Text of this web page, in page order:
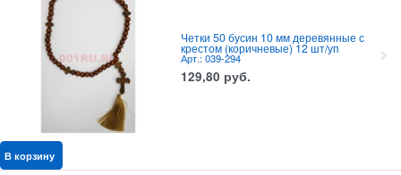
Четки 50 бусин 10 мм деревянные с
крестом (коричневые) 12 шт/уп
Арт.: 039-294
129,80 руб.
В корзину